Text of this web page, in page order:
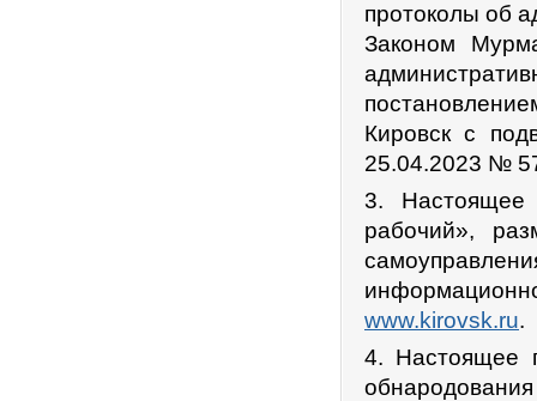
протоколы об
Законом
Кировск с
25.04.2023 №
3. Настоящее
рабочий»,
www.kirovsk.ru.
4. Настоящее
обнародования